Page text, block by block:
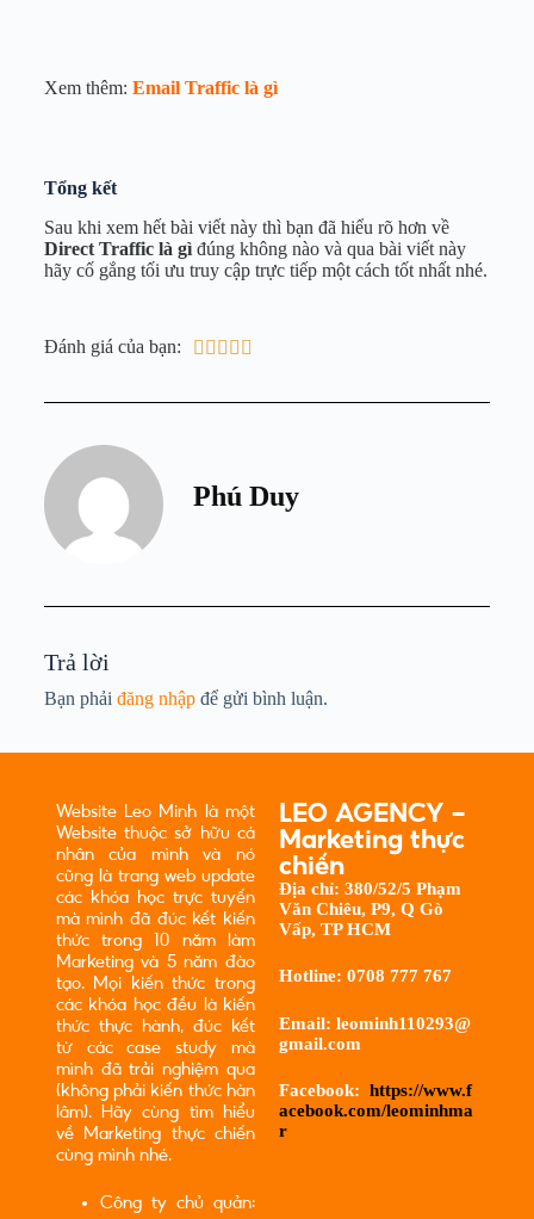
Xem thêm: Email Traffic là gì
Tổng kết
Sau khi xem hết bài viết này thì bạn đã hiểu rõ hơn về
Direct Traffic là gìđúng không nào và qua bài viết này
hãy cố gắng tối ưu truy cập trực tiếp một cách tốt nhất nhé.
Đánh giá của bạn:     
Phú Duy
Trả lời
Bạn phải đăng nhậpđể gửi bình luận.
Website Leo Minh là một
Website thuộc sở hữu cá
nhân của mình và nó
cũng là trang web update
các khóa học trực tuyến
mà mình đã đúc kết kiến
thức trong 10 năm làm
Marketing và 5 năm đào
tạo. Mọi kiến thức trong
các khóa học đều là kiến
thức thực hành, đúc kết
từ các case study mà
mình đã trải nghiệm qua
(không phải kiến thức hàn
lâm). Hãy cùng tìm hiểu
về Marketing thực chiến
cùng mình nhé.
Công ty chủ quản:
LEO AGENCY -
Marketing thực
chiến
Địa chỉ: 380/52/5 Phạm
Văn Chiêu, P9, Q Gò
Vấp, TP HCM
Hotline: 0708 777 767
Email: leominh110293@
gmail.com
Facebook: https://www.f
acebook.com/leominhma
r